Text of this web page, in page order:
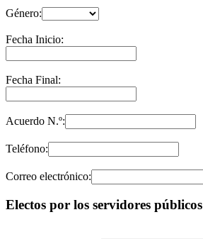
Género:
Fecha Inicio:
Fecha Final:
Acuerdo N.º:
Teléfono:
Correo electrónico:
Electos por los servidores públicos